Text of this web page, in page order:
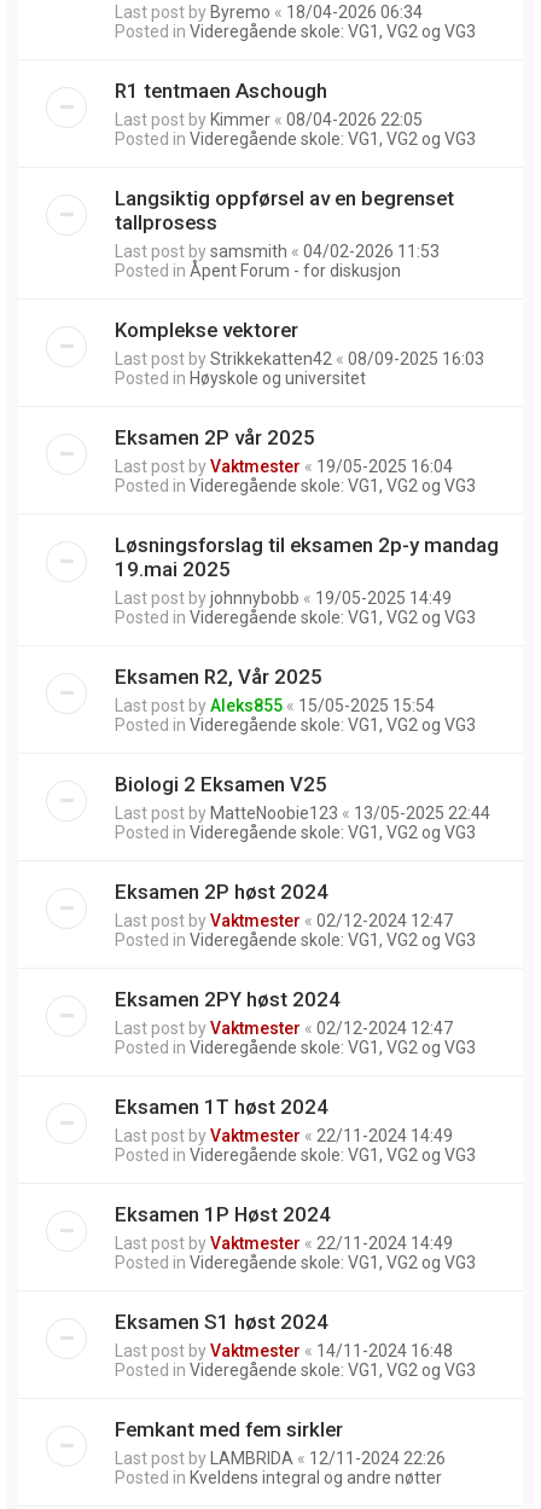
Last post by Byremo « 18/04-2026 06:34
Posted in Videregående skole: VG1, VG2 og VG3
R1 tentmaen Aschough
Last post by Kimmer « 08/04-2026 22:05
Posted in Videregående skole: VG1, VG2 og VG3
Langsiktig oppførsel av en begrenset
tallprosess
Last post bysamsmith « 04/02-2026 11:53
Posted in Åpent Forum - for diskusjon
Komplekse vektorer
Last post byStrikkekatten42 « 08/09-2025 16:03
Posted in Høyskole og universitet
Eksamen 2P vår 2025
Last post byVaktmester « 19/05-2025 16:04
Posted in Videregående skole: VG1, VG2 og VG3
Løsningsforslag til eksamen 2p-y mandag
19.mai 2025
Last post byjohnnybobb « 19/05-2025 14:49
Posted in Videregående skole: VG1, VG2 og VG3
Eksamen R2, Vår 2025
Last post byAleks855 « 15/05-2025 15:54
Posted in Videregående skole: VG1, VG2 og VG3
Biologi 2 Eksamen V25
Last post by MatteNoobie123 « 13/05-2025 22:44
Posted in Videregående skole: VG1, VG2 og VG3
Eksamen 2P høst 2024
Last post byVaktmester « 02/12-2024 12:47
Posted in Videregående skole: VG1, VG2 og VG3
Eksamen 2PY høst 2024
Last post byVaktmester « 02/12-2024 12:47
Posted in Videregående skole: VG1, VG2 og VG3
Eksamen 1T høst 2024
Last post byVaktmester « 22/11-2024 14:49
Posted in Videregående skole: VG1, VG2 og VG3
Eksamen 1P Høst 2024
Last post byVaktmester « 22/11-2024 14:49
Posted in Videregående skole: VG1, VG2 og VG3
Eksamen S1 høst 2024
Last post byVaktmester « 14/11-2024 16:48
Posted in Videregående skole: VG1, VG2 og VG3
Femkant med fem sirkler
Last post by LAMBRIDA « 12/11-2024 22:26
Posted in Kveldens integral og andre nøtter